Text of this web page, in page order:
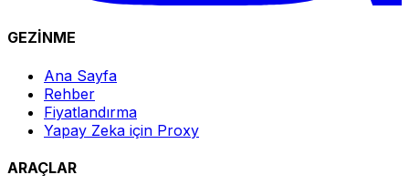
GEZİNME
Ana Sayfa
Rehber
Fiyatlandırma
Yapay Zeka için Proxy
ARAÇLAR